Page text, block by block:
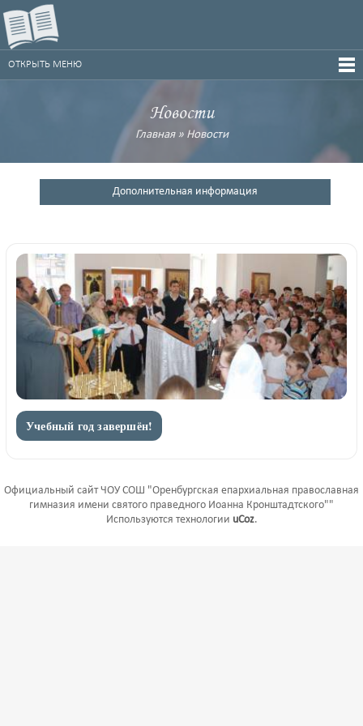
ОТКРЫТЬ МЕНЮ
Новости
Главная» Новости
Дополнительная информация
Учебный год завершён!
Официальный сайт ЧОУ СОШ "Оренбургская епархиальная православная
гимназия имени святого праведного Иоанна Кронштадтского""
Используются технологии uCoz.